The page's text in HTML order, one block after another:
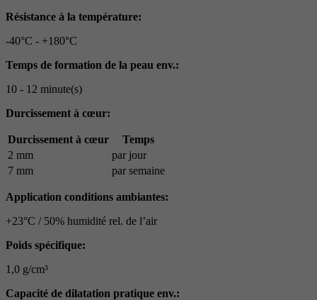
Résistance à la température:
-40°C - +180°C
Temps de formation de la peau env.:
10 - 12 minute(s)
Durcissement à cœur:
Durcissement à cœur
Temps
2 mm
par jour
7 mm
par semaine
Application conditions ambiantes:
+23°C / 50% humidité rel. de l’air
Poids spécifique:
1,0 g/cm³
Capacité de dilatation pratique env.: